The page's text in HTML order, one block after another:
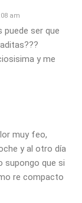
am
puede ser que
y me
muy feo,
y al otro día
supongo que si
re compacto